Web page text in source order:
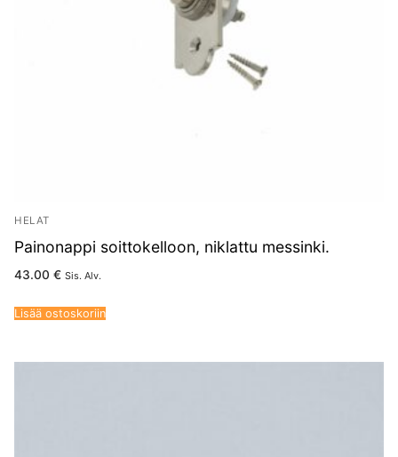
HELAT
Painonappi soittokelloon, niklattu messinki.
43.00 € Sis. Alv.
Lisää ostoskoriin